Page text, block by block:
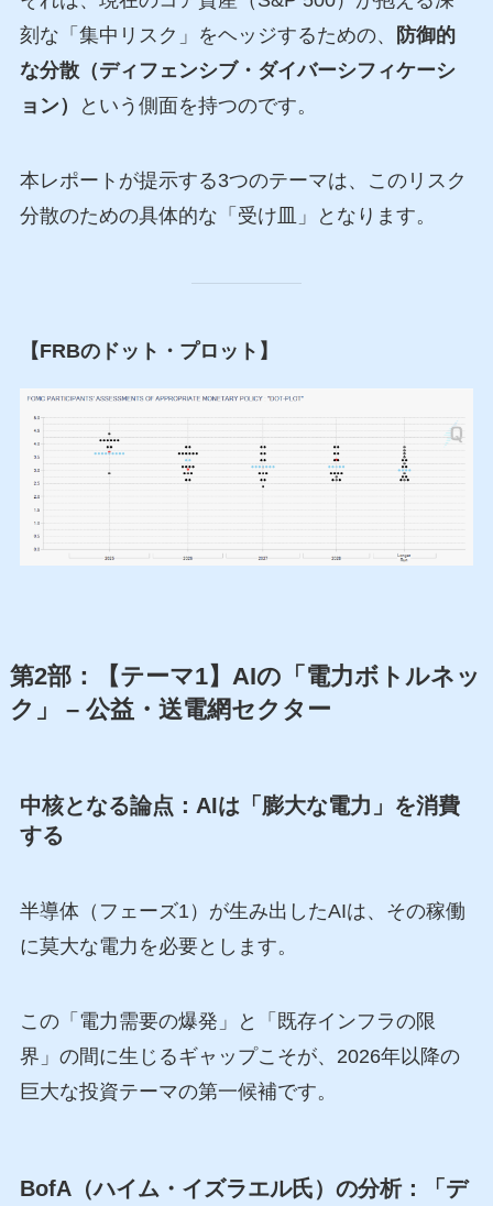
刻な「集中リスク」をヘッジするための、
防御的
な分散（ディフェンシブ・ダイバーシフィケーシ
ョン）
という側面を持つのです。
本レポートが提示する3つのテーマは、このリスク
分散のための具体的な「受け皿」となります。
【FRBのドット・プロット】
第2部：【テーマ1】AIの「電力ボトルネッ
ク」 – 公益・送電網セクター
中核となる論点：AIは「膨大な電力」を消費
する
半導体（フェーズ1）が生み出したAIは、その稼働
に莫大な電力を必要とします。
この「電力需要の爆発」と「既存インフラの限
界」の間に生じるギャップこそが、2026年以降の
巨大な投資テーマの第一候補です。
BofA（ハイム・イズラエル氏）の分析：「デ